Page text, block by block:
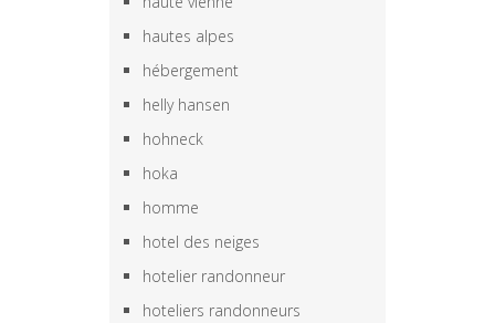
hautes alpes
hébergement
helly hansen
hohneck
hoka
homme
hotel des neiges
hotelier randonneur
hoteliers randonneurs